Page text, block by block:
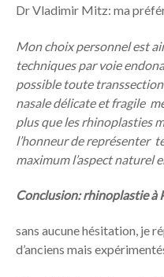
Dr Vladimir Mitz: ma
Mon choix personnel est
techniques parvoie
possible toute
nasale délicate et fragile
plus que les rhinoplasties
l’honneur de représenter
maximum l’aspect naturel
Conclusion: rhinoplastie à
sans aucune hésitation, je
d’anciens mais